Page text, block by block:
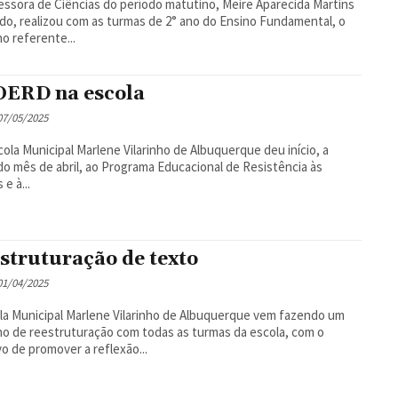
de Ciências do período matutino, Meire Aparecida Martins
realizou com as turmas de 2° ano do Ensino Fundamental, o
referente...
na escola
05/2025
Municipal Marlene Vilarinho de Albuquerque deu início, a
mês de abril, ao Programa Educacional de Resistência às
e à...
de texto
04/2025
Municipal Marlene Vilarinho de Albuquerque vem fazendo um
de reestruturação com todas as turmas da escola, com o
de promover a reflexão...